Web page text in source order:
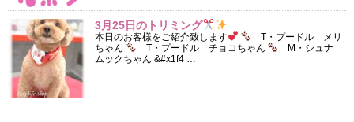
3月25日のトリミング
本日のお客様をご紹介致します
T・プードル メリ
ちゃん
T・プードル チョコちゃん
M・シュナ
ムックちゃん &#x1f4 …